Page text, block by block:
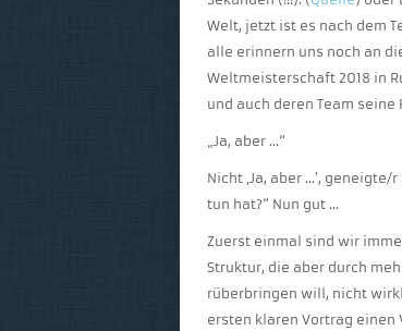
Welt, jetzt ist es nach dem
alle erinnern uns noch an
Weltmeisterschaft 2018 in
und auch deren Team
„Ja, aber …“
Nicht ‚Ja, aber …’,
tun hat?“ Nun gut …
Zuerst einmal sind wir
Struktur, die aber durch
rüberbringen will, nicht
ersten klaren Vortrag einen